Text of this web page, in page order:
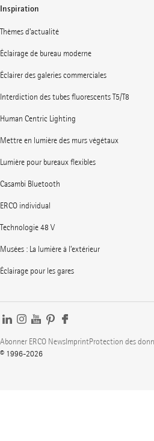
Inspiration
Thèmes d’actualité
Éclairage de bureau moderne
Éclairer des galeries commerciales
Interdiction des tubes fluorescents T5/T8
Human Centric Lighting
Mettre en lumière des murs végétaux
Lumière pour bureaux flexibles
Casambi Bluetooth
ERCO individual
Technologie 48 V
Musées : La lumière à l’extérieur
Éclairage pour les gares
Abonner ERCO NewsImprintProtection des
© 1996-2026